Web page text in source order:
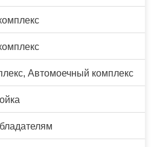
Автомоечный комплекс